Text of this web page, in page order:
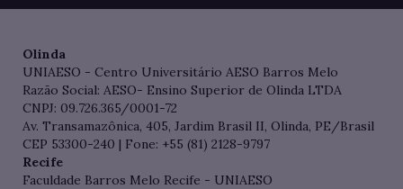
Olinda
UNIAESO - Centro Universitário AESO Barros Melo
Razão Social: AESO- Ensino Superior de Olinda LTDA
CNPJ: 09.726.365/0001-72
Av. Transamazônica, 405, Jardim Brasil II, Olinda, PE/Brasil
CEP 53300-240 | Fone: +55 (81) 2128-9797
Recife
Faculdade Barros Melo Recife - UNIAESO